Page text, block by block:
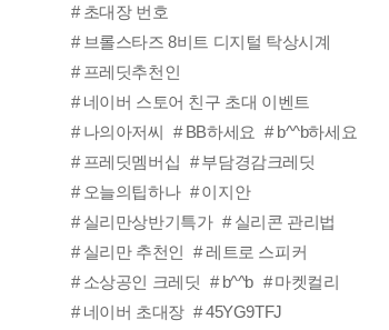
초대장 번호
브롤스타즈 8비트 디지털 탁상시계
프레딧추천인
네이버 스토어 친구 초대 이벤트
나의아저씨
BB하세요
b^^b하세요
프레딧멤버십
부담경감크레딧
오늘의팁하나
이지안
실리만상반기특가
실리콘 관리법
실리만 추천인
레트로 스피커
소상공인 크레딧
b^^b
마켓컬리
네이버 초대장
45YG9TFJ